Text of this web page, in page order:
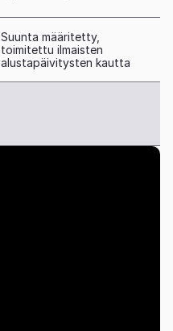
Suunta määritetty,
toimitettu ilmaisten
alustapäivitysten kautta